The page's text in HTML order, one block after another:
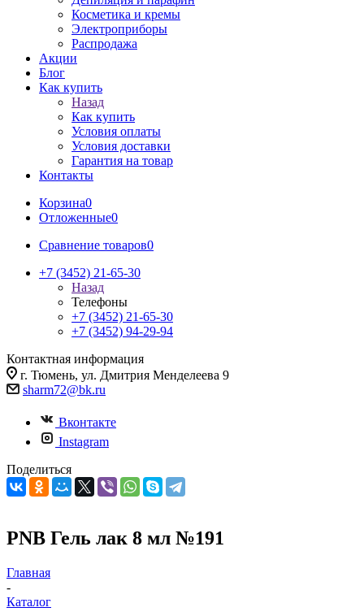
Косметика и кремы
Электроприборы
Распродажа
Акции
Блог
Как купить
Назад
Как купить
Условия оплаты
Условия доставки
Гарантия на товар
Контакты
Корзина0
Отложенные0
Сравнение товаров0
+7 (3452) 21-65-30
Назад
Телефоны
+7 (3452) 21-65-30
+7 (3452) 94-29-94
Контактная информация
г. Тюмень, ул. Дмитрия Менделеева 9
sharm72@bk.ru
Вконтакте
Instagram
Поделиться
PNB Гель лак 8 мл №191
Главная
-
Каталог